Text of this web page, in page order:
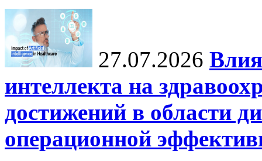
27.07.2026
интеллекта на
достижений в области
операционной